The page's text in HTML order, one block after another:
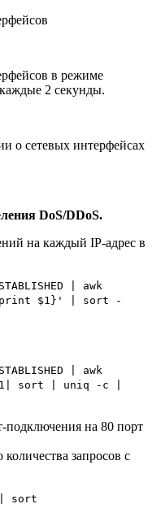
в режиме
2 секунды.
о сетевых интерфейсах
DoS/DDoS.
на каждый IP-адрес в
| awk
$1}' | sort -
| awk
sort | uniq -c |
подключения на 80 порт
запросов с
sort